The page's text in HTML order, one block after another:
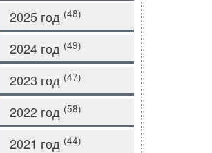
2025 год (48)
2024 год (49)
2023 год (47)
2022 год (58)
2021 год (44)